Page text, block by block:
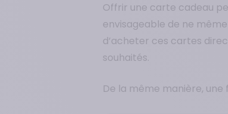
Offrir une carte cadeau
envisageable de ne
d’acheter ces cartes
souhaités.
De la même manière,